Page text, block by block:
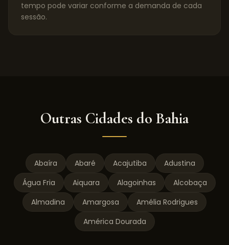
tempo pode variar conforme a demanda de cada
sessão.
Outras Cidades do Bahia
Abaíra Abaré Acajutiba
Adustina
Água Fria
Aiquara Alagoinhas
Alcobaça
Almadina
Amargosa
Amélia Rodrigues
América Dourada